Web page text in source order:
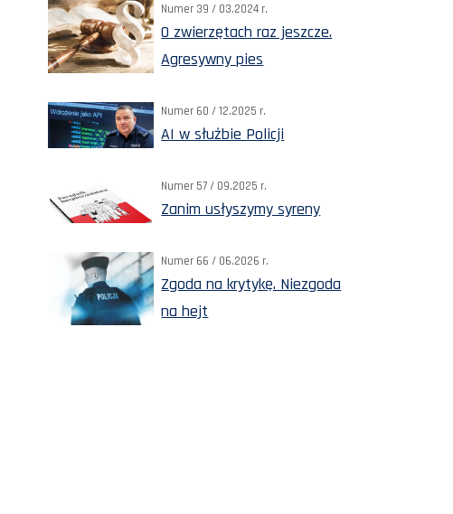
Numer 39 / 03.2024 r.
O zwierzętach raz jeszcze.
Agresywny pies
Numer 60 / 12.2025 r.
AI w służbie Policji
Numer 57 / 09.2025 r.
Zanim usłyszymy syreny
Numer 66 / 06.2026 r.
Zgoda na krytykę. Niezgoda
na hejt